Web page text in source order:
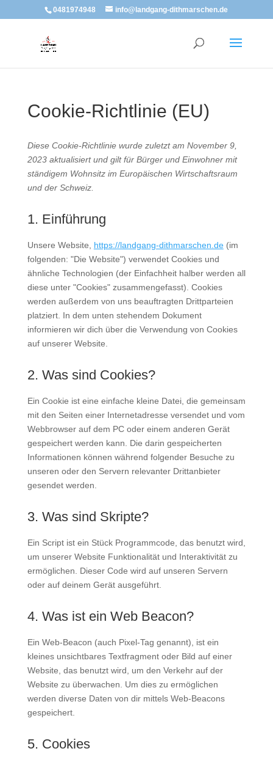
0481974948 info@landgang-dithmarschen.de
Cookie-Richtlinie (EU)
Diese Cookie-Richtlinie wurde zuletzt am November 9,
2023 aktualisiert und gilt für Bürger und Einwohner mit
ständigem Wohnsitz im Europäischen Wirtschaftsraum
und der Schweiz.
1. Einführung
Unsere Website, https://landgang-dithmarschen.de(im
folgenden: "Die Website") verwendet Cookies und
ähnliche Technologien (der Einfachheit halber werden all
diese unter "Cookies" zusammengefasst). Cookies
werden außerdem von uns beauftragten Drittparteien
platziert. In dem unten stehendem Dokument
informieren wir dich über die Verwendung von Cookies
auf unserer Website.
2. Was sind Cookies?
Ein Cookie ist eine einfache kleine Datei, die gemeinsam
mit den Seiten einer Internetadresse versendet und vom
Webbrowser auf dem PC oder einem anderen Gerät
gespeichert werden kann. Die darin gespeicherten
Informationen können während folgender Besuche zu
unseren oder den Servern relevanter Drittanbieter
gesendet werden.
3. Was sind Skripte?
Ein Script ist ein Stück Programmcode, das benutzt wird,
um unserer Website Funktionalität und Interaktivität zu
ermöglichen. Dieser Code wird auf unseren Servern
oder auf deinem Gerät ausgeführt.
4. Was ist ein Web Beacon?
Ein Web-Beacon (auch Pixel-Tag genannt), ist ein
kleines unsichtbares Textfragment oder Bild auf einer
Website, das benutzt wird, um den Verkehr auf der
Website zu überwachen. Um dies zu ermöglichen
werden diverse Daten von dir mittels Web-Beacons
gespeichert.
5. Cookies